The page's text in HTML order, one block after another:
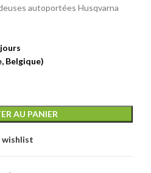
autoportées Husqvarna
AU PANIER